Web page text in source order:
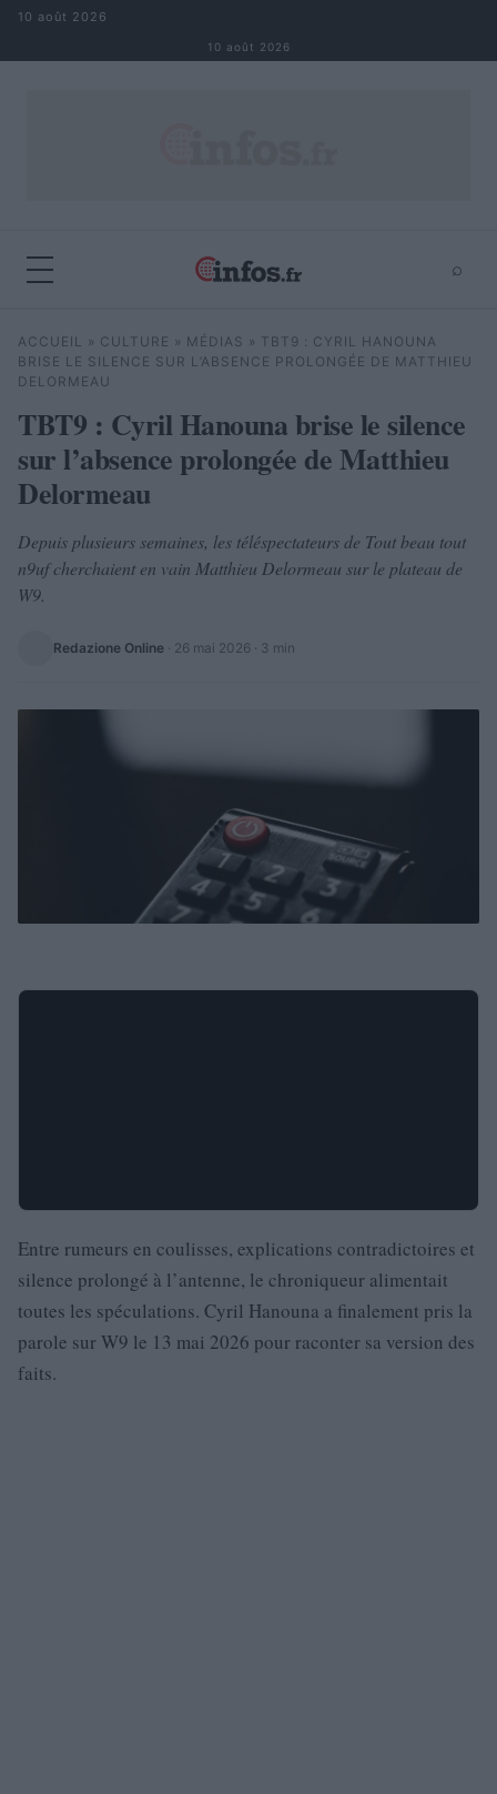
Aller au contenu
10 août 2026
10 août 2026
⌕
Rechercher ⌕
ACCUEIL » CULTURE » MÉDIAS » TBT9 : CYRIL HANOUNA
BRISE LE SILENCE SUR L’ABSENCE PROLONGÉE DE MATTHIEU
DELORMEAU
TBT9 : Cyril Hanouna brise le silence
sur l’absence prolongée de Matthieu
Delormeau
Depuis plusieurs semaines, les téléspectateurs de Tout beau tout
n9uf cherchaient en vain Matthieu Delormeau sur le plateau de
W9.
Redazione Online · 26 mai 2026 · 3 min
Entre rumeurs en coulisses, explications contradictoires et
silence prolongé à l’antenne, le chroniqueur alimentait
toutes les spéculations. Cyril Hanouna a finalement pris la
parole sur W9 le 13 mai 2026 pour raconter sa version des
faits.